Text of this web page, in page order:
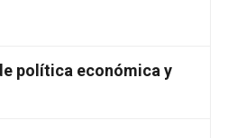
política económica y